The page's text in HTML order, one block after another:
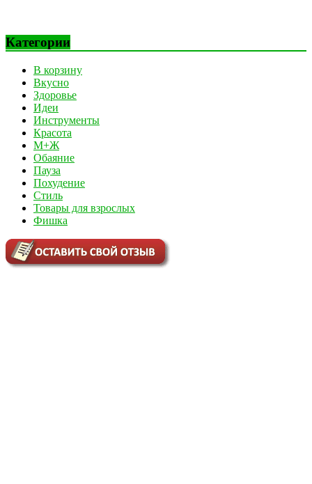
Категории
В корзину
Вкусно
Здоровье
Идеи
Инструменты
Красота
М+Ж
Обаяние
Пауза
Похудение
Стиль
Товары для взрослых
Фишка